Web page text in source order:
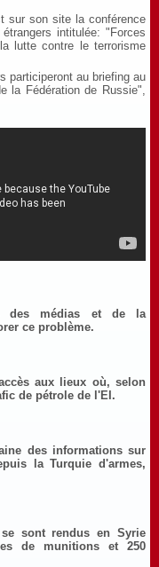
sur son site la conférence
intitulée: "Forces
lutte contre le terrorisme
participeront au briefing au
la Fédération de Russie",
des médias et de la
ce problème.
aux lieux où, selon
de pétrole de l'EI.
des informations sur
la Turquie d'armes,
sont rendus en Syrie
de munitions et 250